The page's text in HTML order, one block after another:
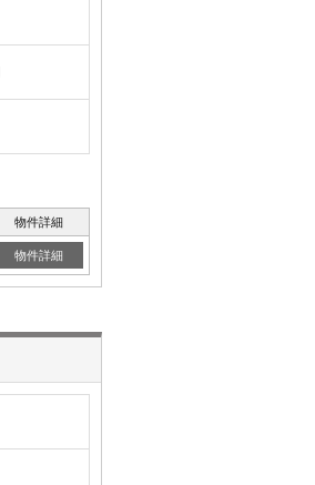
物件詳細
物件詳細